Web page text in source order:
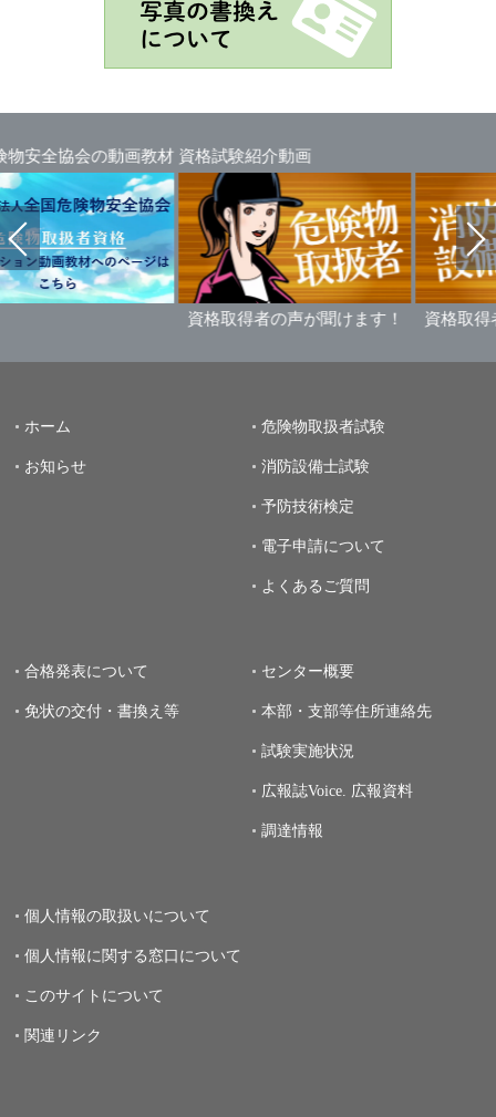
協会の動画教材 資格試験紹介動画
資格取得者の声が聞けます！ 資格取得者の
ホーム
お知らせ
危険物取扱者試験
消防設備士試験
予防技術検定
電子申請について
よくあるご質問
合格発表について
免状の交付・書換え等
センター概要
本部・支部等住所連絡先
試験実施状況
広報誌Voice. 広報資料
調達情報
個人情報の取扱いについて
個人情報に関する窓口について
このサイトについて
関連リンク